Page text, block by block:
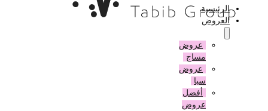
الرئيسية
العروض
عروض
عروض
أفضل